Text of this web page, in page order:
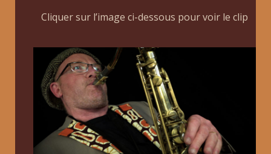
Cliquer sur l’image ci-dessous pour voir le clip